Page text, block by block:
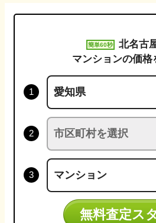
簡単60秒 北名古
マンションの価格
無料査定ス